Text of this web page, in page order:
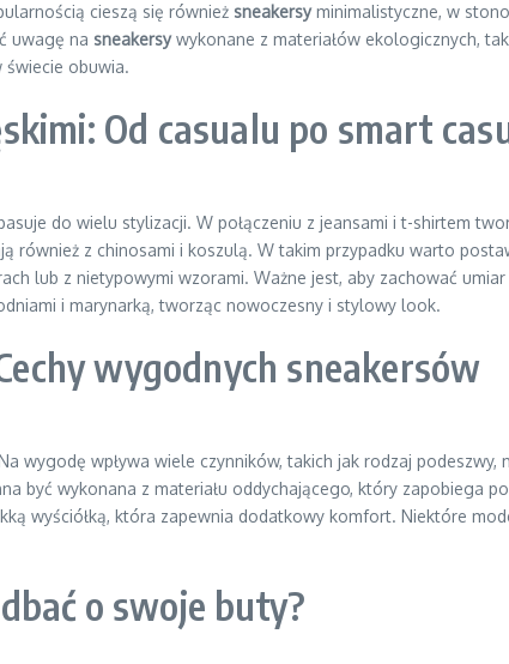
cieszą się również sneakersyminimalistyczne, w
uwagę na sneakersywykonane z materiałów ekologicznych,
obuwia.
Od casualu po smart
do wielu stylizacji. W połączeniu z jeansami i t-shirtem
również z chinosami i koszulą. W takim przypadku warto
lub z nietypowymi wzorami. Ważne jest, aby zachować
i marynarką, tworząc nowoczesny i stylowy look.
wygodnych sneakersów
wygodę wpływa wiele czynników, takich jak rodzaj
być wykonana z materiału oddychającego, który zapobiega
wyściółką, która zapewnia dodatkowy komfort. Niektóre
o swoje buty?